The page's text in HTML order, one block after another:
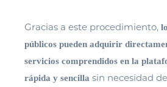
Gracias a este procedimiento,
públicos pueden adquirir
servicios comprendidos en la
rápida y sencilla sin necesidad